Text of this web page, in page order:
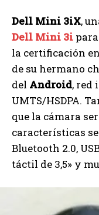
Dell Mini 3iX,
Dell Mini 3i
la certificación
de su hermano
del Android, red
UMTS/HSDPA.
que la cámara
características
Bluetooth 2.0,
táctil de 3,5» y